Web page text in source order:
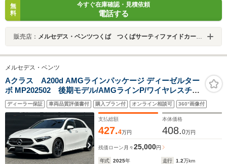
無
料
今すぐ在庫確認・見積依頼
電話する
販売店： メルセデス・ベンツつくば つくばサーティファイドカーセンター
メルセデス・ベンツ
Aクラス A200d AMGラインパッケージ ディーゼルター
ボ MP202502 後期モデル/AMGラインP/ワイヤレスチャ
ージング/メモリー付きパワーシート/シートヒーター/アン
ビエントライト64色/純正ドラレコ前後/指紋認証機能/オー
トハイビーム/LEDヘッドライト/新車保証継承/記録簿/禁
煙車
ディーラー保証 車両品質評価書付 購入プラン付 オンライン相談可 360°画像付
支払総額
427.4万円
本体価格
408.0万円
残価ローン 月々25,000円
年式 2025年 走行 1.2万km